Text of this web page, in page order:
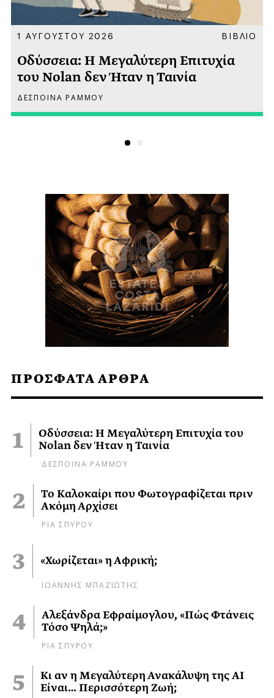
ΠΡΟΣΦΑΤΑ ΑΡΘΡΑ
Οδύσσεια: Η Μεγαλύτερη Επιτυχία του
Nolan δεν Ήταν η Ταινία
ΔΕΣΠΟΙΝΑ ΡΑΜΜΟΥ
Το Καλοκαίρι που Φωτογραφίζεται πριν
Ακόμη Αρχίσει
ΡΙΑ ΣΠΥΡΟΥ
«Χωρίζεται» η Αφρική;
ΙΩΑΝΝΗΣ ΜΠΑΖΙΩΤΗΣ
Αλεξάνδρα Εφραίμογλου, «Πώς Φτάνεις
Τόσο Ψηλά;»
ΡΙΑ ΣΠΥΡΟΥ
Κι αν η Μεγαλύτερη Ανακάλυψη της AI
Είναι… Περισσότερη Ζωή;
1 ΑΥΓΟΥΣΤΟΥ 2026 ΒΙΒΛΙΟ
Οδύσσεια: Η Μεγαλύτερη Επιτυχία
του Nolan δεν Ήταν η Ταινία
ΔΕΣΠΟΙΝΑ ΡΑΜΜΟΥ